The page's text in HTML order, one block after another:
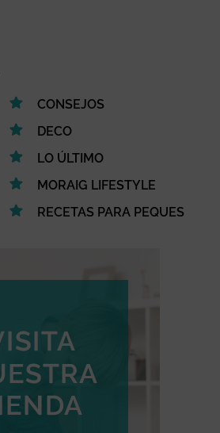
CONSEJOS
DECO
LO ÚLTIMO
MORAIG LIFESTYLE
RECETAS PARA PEQUES